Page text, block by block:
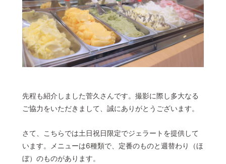
先程も紹介しました菅久さんです。撮影に際し多大なる
ご協力をいただきまして、誠にありがとうございます。
さて、こちらでは土日祝日限定でジェラートを提供して
います。メニューは6種類で、定番のものと週替わり（ほ
ぼ）のものがあります。